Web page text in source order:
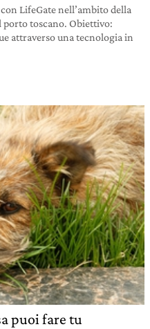
LifeGate nell’ambito della
porto toscano. Obiettivo:
attraverso una tecnologia in
puoi fare tu